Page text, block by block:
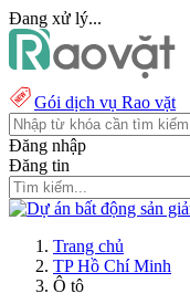
Đang xử lý...
Gói dịch vụ Rao vặt
Đăng nhập
Đăng tin
Trang chủ
TP Hồ Chí Minh
Ô tô